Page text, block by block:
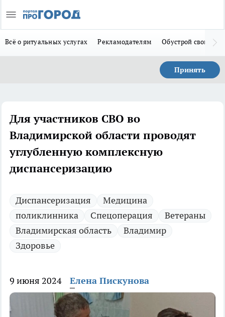
Всё о ритуальных услугах Рекламодателям Обустрой свой дом
Принять
Для участников СВО во
Владимирской области проводят
углубленную комплексную
диспансеризацию
Диспансеризация
Медицина
поликлинника
Спецоперация
Ветераны
Владимирская область
Владимир
Здоровье
9 июня 2024 Елена Пискунова